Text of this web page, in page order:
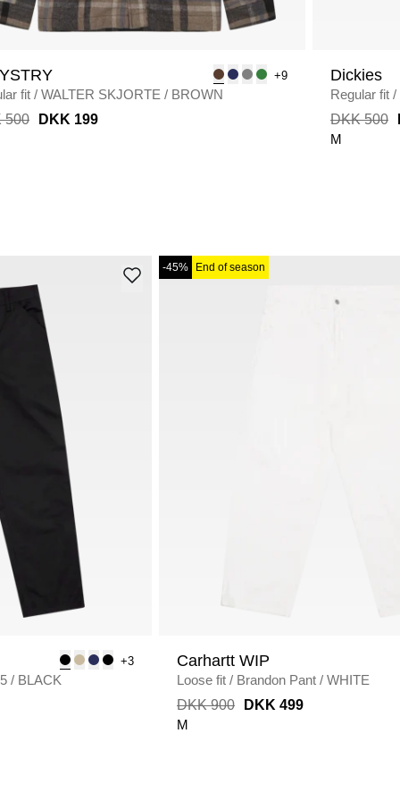
+9
fit / WALTER SKJORTE / BROWN
500
DKK 199
Dickies
Regular fit /
DKK 500
M
+3
/ BLACK
-45% End of season
Carhartt WIP
Loose fit / Brandon Pant / WHITE
DKK 900
DKK 499
M